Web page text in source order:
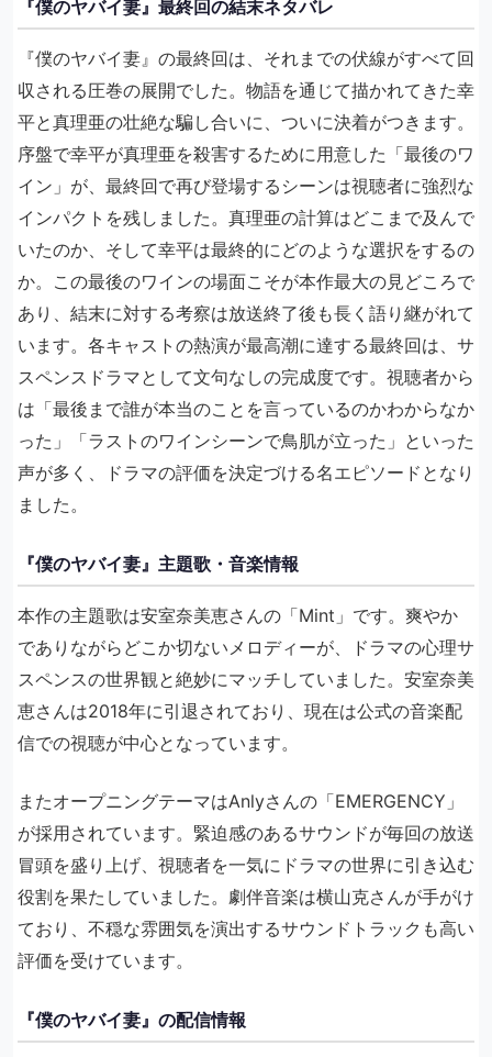
『僕のヤバイ妻』最終回の結末ネタバレ
『僕のヤバイ妻』の最終回は、それまでの伏線がすべて回
収される圧巻の展開でした。物語を通じて描かれてきた幸
平と真理亜の壮絶な騙し合いに、ついに決着がつきます。
序盤で幸平が真理亜を殺害するために用意した「最後のワ
イン」が、最終回で再び登場するシーンは視聴者に強烈な
インパクトを残しました。真理亜の計算はどこまで及んで
いたのか、そして幸平は最終的にどのような選択をするの
か。この最後のワインの場面こそが本作最大の見どころで
あり、結末に対する考察は放送終了後も長く語り継がれて
います。各キャストの熱演が最高潮に達する最終回は、サ
スペンスドラマとして文句なしの完成度です。視聴者から
は「最後まで誰が本当のことを言っているのかわからなか
った」「ラストのワインシーンで鳥肌が立った」といった
声が多く、ドラマの評価を決定づける名エピソードとなり
ました。
『僕のヤバイ妻』主題歌・音楽情報
本作の主題歌は安室奈美恵さんの「Mint」です。爽やか
でありながらどこか切ないメロディーが、ドラマの心理サ
スペンスの世界観と絶妙にマッチしていました。安室奈美
恵さんは2018年に引退されており、現在は公式の音楽配
信での視聴が中心となっています。
またオープニングテーマはAnlyさんの「EMERGENCY」
が採用されています。緊迫感のあるサウンドが毎回の放送
冒頭を盛り上げ、視聴者を一気にドラマの世界に引き込む
役割を果たしていました。劇伴音楽は横山克さんが手がけ
ており、不穏な雰囲気を演出するサウンドトラックも高い
評価を受けています。
『僕のヤバイ妻』の配信情報